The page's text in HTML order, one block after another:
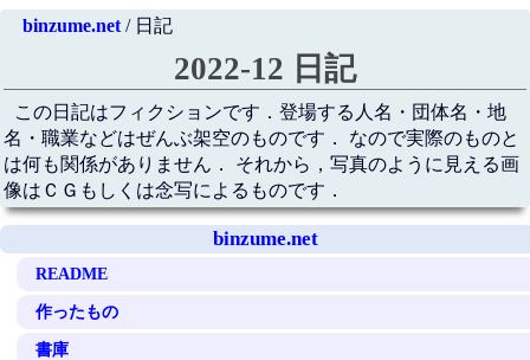
binzume.net/ 日記
2022-12 日記
この日記はフィクションです．登場する人名・団体名・地
名・職業などはぜんぶ架空のものです． なので実際のものと
は何も関係がありません． それから，写真のように見える画
像はＣＧもしくは念写によるものです．
binzume.net
README
作ったもの
書庫